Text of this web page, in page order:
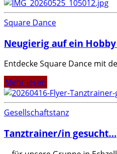
Square Dance
Neugierig auf ein
Entdecke Square Dance mit
Mehr lesen
Gesellschaftstanz
Tanztrainer/in gesucht…